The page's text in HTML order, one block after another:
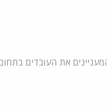
את העובדים